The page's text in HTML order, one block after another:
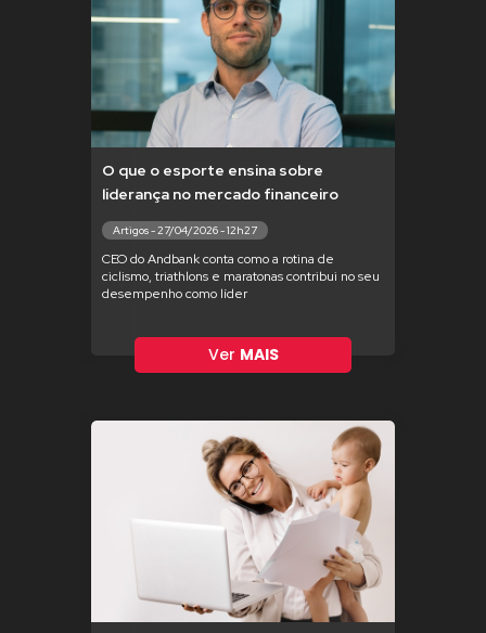
O que o esporte ensina sobre
liderança no mercado financeiro
Artigos - 27/04/2026 - 12h27
CEO do Andbank conta como a rotina de
ciclismo, triathlons e maratonas contribui no seu
desempenho como líder
Ver MAIS